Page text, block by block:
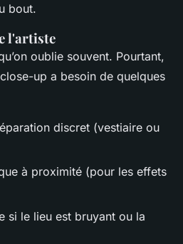
bout.
l'artiste
oublie souvent. Pourtant,
up a besoin de quelques
discret (vestiaire ou
à proximité (pour les effets
si le lieu est bruyant ou la